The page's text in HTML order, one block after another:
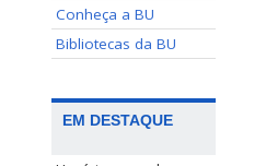
Conheça a BU
Bibliotecas da BU
EM DESTAQUE